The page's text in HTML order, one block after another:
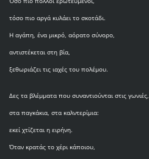
τόσο πιο αργά κυλάει το σκοτάδι.
Η αγάπη, ένα μικρό, αόρατο σύνορο,
αντιστέκεται στη βία,
ξεθωριάζει τις ιαχές του πολέμου.
Δες τα βλέμματα που συναντιούνται στις γωνιές,
στα παγκάκια, στα καλντερίμια:
εκεί χτίζεται η ειρήνη.
Όταν κρατάς το χέρι κάποιου,